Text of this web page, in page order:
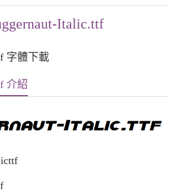
Italic.ttf
字體下載
介紹